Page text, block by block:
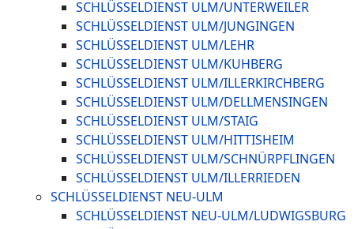
SCHLÜSSELDIENST ULM/UNTERWEILER
SCHLÜSSELDIENST ULM/JUNGINGEN
SCHLÜSSELDIENST ULM/LEHR
SCHLÜSSELDIENST ULM/KUHBERG
SCHLÜSSELDIENST ULM/ILLERKIRCHBERG
SCHLÜSSELDIENST ULM/DELLMENSINGEN
SCHLÜSSELDIENST ULM/STAIG
SCHLÜSSELDIENST ULM/HITTISHEIM
SCHLÜSSELDIENST ULM/SCHNÜRPFLINGEN
SCHLÜSSELDIENST ULM/ILLERRIEDEN
SCHLÜSSELDIENST NEU-ULM
SCHLÜSSELDIENST NEU-ULM/LUDWIGSBURG